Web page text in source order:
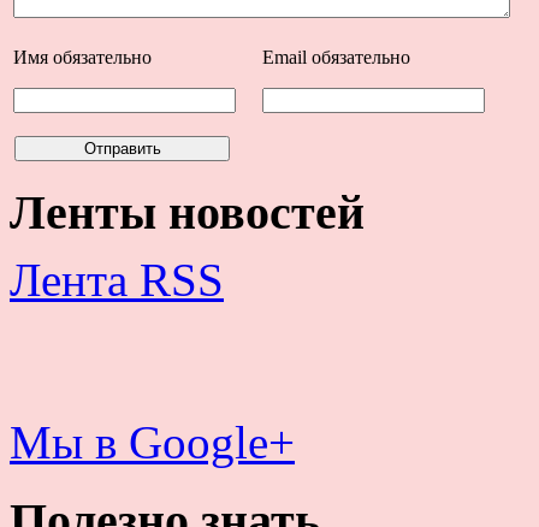
Имя обязательно Email обязательно
Ленты новостей
Лента RSS
Мы в Google+